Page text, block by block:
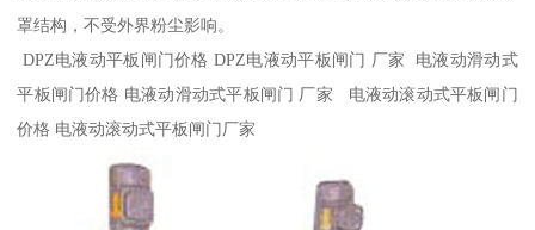
罩结构，不受外界粉尘影响。
DPZ电液动平板闸门价格 DPZ电液动平板闸门 厂家 电液动滑动式
平板闸门价格 电液动滑动式平板闸门 厂家 电液动滚动式平板闸门
价格 电液动滚动式平板闸门厂家